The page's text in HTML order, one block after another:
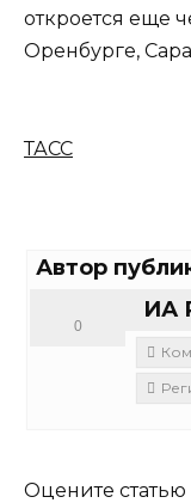
откроется еще
Оренбурге,
ТАСС
Автор
ИА
0
Оцените статью